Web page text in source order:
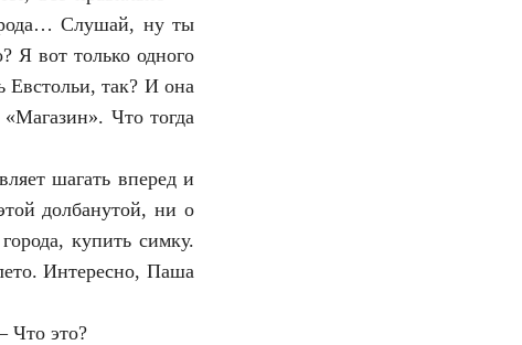
Слушай, ну ты
Я вот только одного
так? И она
Что тогда
шагать вперед и
долбанутой, ни о
купить симку.
Интересно, Паша
Что это?